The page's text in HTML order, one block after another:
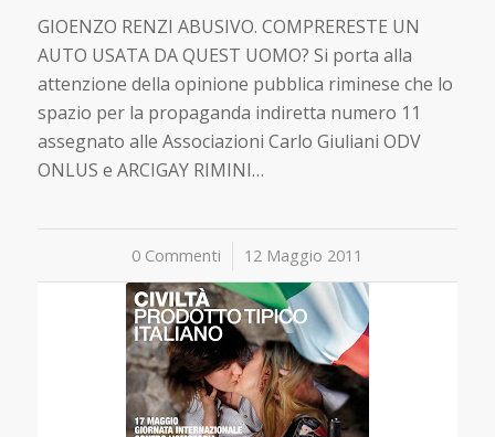
GIOENZO RENZI ABUSIVO. COMPRERESTE UN
AUTO USATA DA QUEST UOMO? Si porta alla
attenzione della opinione pubblica riminese che lo
spazio per la propaganda indiretta numero 11
assegnato alle Associazioni Carlo Giuliani ODV
ONLUS e ARCIGAY RIMINI…
0 Commenti
/ 12 Maggio 2011